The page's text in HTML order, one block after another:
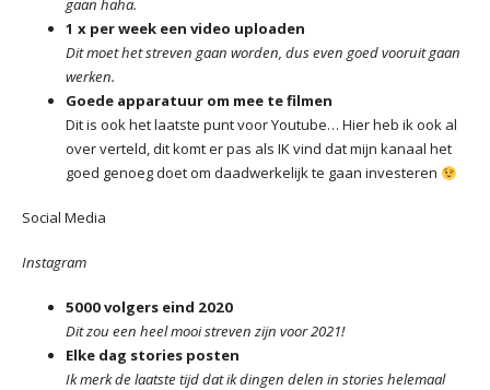
gaan haha.
1 x per week een video uploaden
Dit moet het streven gaan worden, dus even goed vooruit gaan
werken.
Goede apparatuur om mee te filmen
Dit is ook het laatste punt voor Youtube… Hier heb ik ook al
over verteld, dit komt er pas als IK vind dat mijn kanaal het
goed genoeg doet om daadwerkelijk te gaan investeren
Social Media
Instagram
5000 volgers eind 2020
Dit zou een heel mooi streven zijn voor 2021!
Elke dag stories posten
Ik merk de laatste tijd dat ik dingen delen in stories helemaal